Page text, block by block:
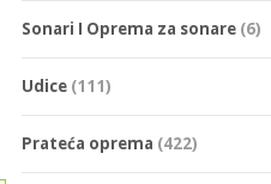
Sonari I Oprema za sonare (6)
Udice (111)
Prateća oprema (422)